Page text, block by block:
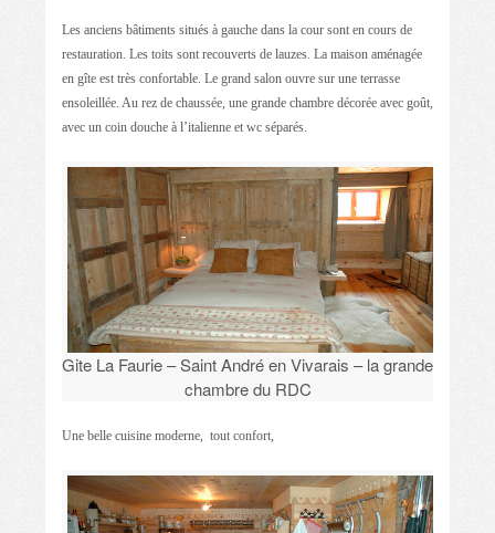
Les anciens bâtiments situés à gauche dans la cour sont en cours de
restauration. Les toits sont recouverts de lauzes. La maison aménagée
en gîte est très confortable. Le grand salon ouvre sur une terrasse
ensoleillée. Au rez de chaussée, une grande chambre décorée avec goût,
avec un coin douche à l’italienne et wc séparés.
Gite La Faurie – Saint André en Vivarais – la grande
chambre du RDC
Une belle cuisine moderne, tout confort,